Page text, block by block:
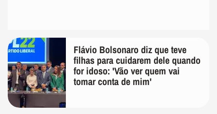
Flávio Bolsonaro diz que teve
filhas para cuidarem dele quando
for idoso: 'Vão ver quem vai
tomar conta de mim'